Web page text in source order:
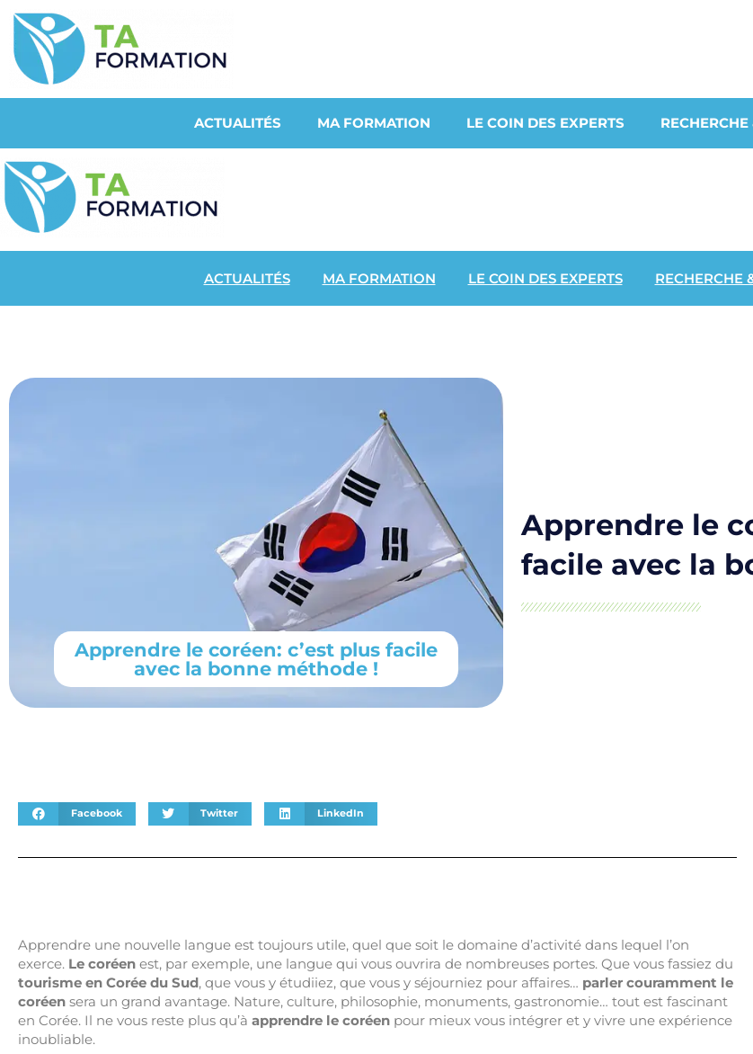
ACTUALITÉS MA FORMATION LE COIN DES EXPERTS
ACTUALITÉS MA FORMATION LE COIN DES EXPERTS RECHERCHE
Apprendre le coréen: c’est plus facile
avec la bonne méthode !
Apprendre le
facile avec la
Facebook Twitter LinkedIn
Apprendre une nouvelle langue est toujours utile, quel que soit le domaine d’activité dans lequel l’on
exerce. Le coréen est, par exemple, une langue qui vous ouvrira de nombreuses portes. Que vous fassiez du
tourisme en Corée du Sud, que vous y étudiiez, que vous y séjourniez pour affaires… parler couramment le
coréen sera un grand avantage. Nature, culture, philosophie, monuments, gastronomie… tout est fascinant
en Corée. Il ne vous reste plus qu’à apprendre le coréen pour mieux vous intégrer et y vivre une expérience
inoubliable.